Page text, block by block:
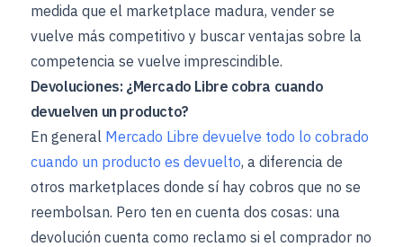
medida que el marketplace madura, vender se
vuelve más competitivo y buscar ventajas sobre la
competencia se vuelve imprescindible.
Devoluciones: ¿Mercado Libre cobra cuando
devuelven un producto?
En general Mercado Libre devuelve todo lo cobrado
cuando un producto es devuelto, a diferencia de
otros marketplaces donde sí hay cobros que no se
reembolsan. Pero ten en cuenta dos cosas: una
devolución cuenta como reclamo si el comprador no